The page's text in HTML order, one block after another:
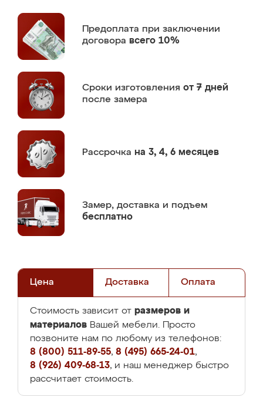
Предоплата при заключении
договора всего 10%
Сроки изготовления от 7 дней
после замера
Рассрочка на 3, 4, 6 месяцев
Замер, доставка и подъем
бесплатно
Цена Доставка Оплата
Стоимость зависит от размеров и
материалов Вашей мебели. Просто
позвоните нам по любому из телефонов:
8 (800) 511-89-55, 8 (495) 665-24-01,
8 (926) 409-68-13, и наш менеджер быстро
рассчитает стоимость.